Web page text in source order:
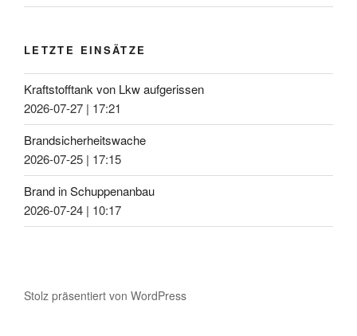
LETZTE EINSÄTZE
Kraftstofftank von Lkw aufgerissen
2026-07-27 | 17:21
Brandsicherheitswache
2026-07-25 | 17:15
Brand in Schuppenanbau
2026-07-24 | 10:17
Stolz präsentiert von WordPress